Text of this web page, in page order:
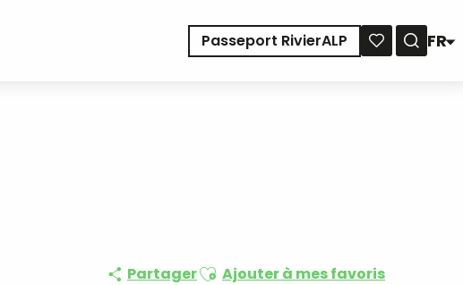
Passeport RivierALP
FR
PartagerAjouter aux favoris
Ajouter à mes favoris